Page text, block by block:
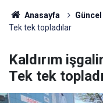
Anasayfa Güncel
Tek tek topladılar
Kaldırım
Tek tek